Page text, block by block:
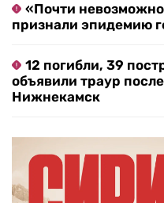
«Почти
признали эпидемию
12 погибли, 39
объявили траур
Нижнекамск